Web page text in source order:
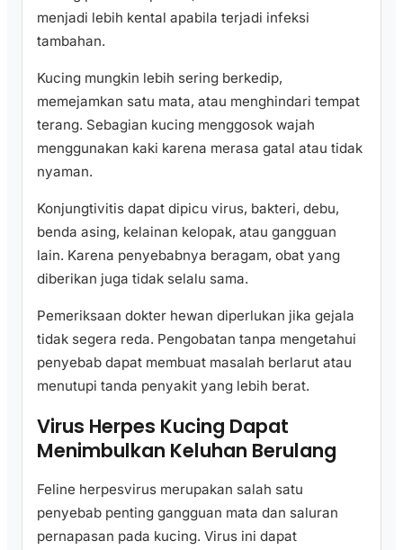
menjadi lebih kental apabila terjadi infeksi
tambahan.
Kucing mungkin lebih sering berkedip,
memejamkan satu mata, atau menghindari tempat
terang. Sebagian kucing menggosok wajah
menggunakan kaki karena merasa gatal atau tidak
nyaman.
Konjungtivitis dapat dipicu virus, bakteri, debu,
benda asing, kelainan kelopak, atau gangguan
lain. Karena penyebabnya beragam, obat yang
diberikan juga tidak selalu sama.
Pemeriksaan dokter hewan diperlukan jika gejala
tidak segera reda. Pengobatan tanpa mengetahui
penyebab dapat membuat masalah berlarut atau
menutupi tanda penyakit yang lebih berat.
Virus Herpes Kucing Dapat
Menimbulkan Keluhan Berulang
Feline herpesvirus merupakan salah satu
penyebab penting gangguan mata dan saluran
pernapasan pada kucing. Virus ini dapat